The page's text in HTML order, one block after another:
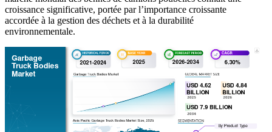
croissance significative, portée par l’importance croissante
accordée à la gestion des déchets et à la durabilité
environnementale.